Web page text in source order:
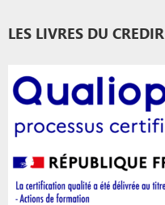
LES LIVRES DU CREDIR